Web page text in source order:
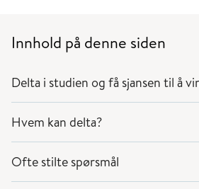
Innhold på denne siden
Delta i studien og få sjansen til å
Hvem kan delta?
Ofte stilte spørsmål